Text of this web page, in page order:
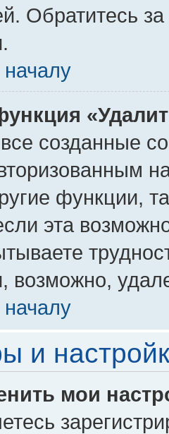
Обратитесь
началу
созданные
функции,
эта
возможно,
началу
и
мои